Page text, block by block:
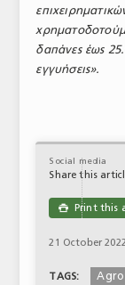
δαπάνες έως
εγγυήσεις».
Social media
Share this
 Print this
21 October 2022
TAGS: